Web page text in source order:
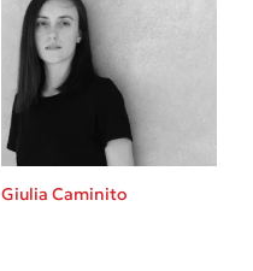
Giulia Caminito